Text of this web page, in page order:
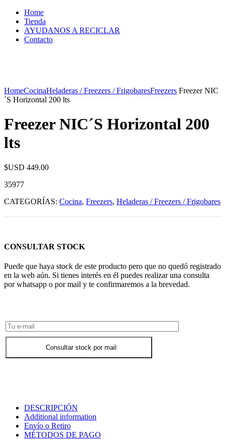
Home
Tienda
AYUDANOS A RECICLAR
Contacto
HomeCocinaHeladeras / Freezers / FrigobaresFreezers Freezer NIC
´S Horizontal 200 lts
Freezer NIC´S Horizontal 200
lts
$USD 449.00
35977
CATEGORÍAS: Cocina, Freezers, Heladeras / Freezers / Frigobares
CONSULTAR STOCK
Puede que haya stock de este producto pero que no quedó registrado
en la web aún. Si tienes interés en él puedes realizar una consulta
por whatsapp o por mail y te confirmaremos a la brevedad.
Consultar stock por mail
DESCRIPCIÓN
Additional information
Envío o Retiro
MÉTODOS DE PAGO